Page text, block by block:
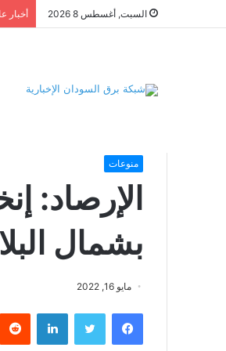
السبت, أغسطس 8 2026 أخبار
الإرصاد:
منوعات
الإرصاد:
بشمال
مايو 16, 2022
فيسبوك تويتر لينكدإن